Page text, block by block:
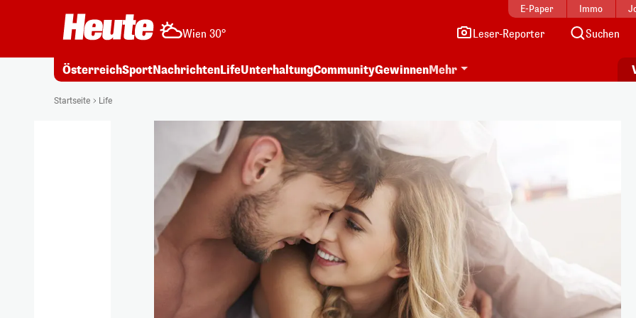
E-Paper Immo
Wien 30° Leser-Reporter Suchen
ÖsterreichSportNachrichtenLifeUnterhaltungCommunityGewinnenMehr
Startseite Life